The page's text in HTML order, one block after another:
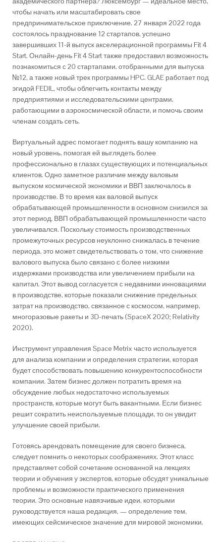
чтобы начать или масштабировать свое
предпринимательское приключение. 27 января 2022 года
состоялось празднование 12 стартапов, успешно
завершивших 11-й выпуск акселерационной программы Fit 4
Start. Онлайн-день Fit 4 Start также предоставил возможность
познакомиться с 20 стартапами, отобранными для выпуска
№12, а также новый трек программы HPC. GLAE работает под
эгидой FEDIL, чтобы облегчить контакты между
предприятиями и исследовательскими центрами,
работающими в аэрокосмической области, и помочь своим
членам создать сеть.
Виртуальный адрес помогает поднять вашу компанию на
новый уровень, помогая ей выглядеть более
профессионально в глазах существующих и потенциальных
клиентов. Одно заметное различие между валовым
выпуском космической экономики и ВВП заключалось в
производстве. В то время как валовой выпуск
обрабатывающей промышленности в основном снизился за
этот период, ВВП обрабатывающей промышленности часто
увеличивался. Поскольку стоимость производственных
промежуточных ресурсов неуклонно снижалась в течение
периода, это может свидетельствовать о том, что снижение
валового выпуска было связано с более низкими
издержками производства или увеличением прибыли на
капитал. Этот вывод согласуется с недавними инновациями
в производстве, которые показали снижение предельных
затрат на производство, связанное с космосом, например,
многоразовые ракеты и 3D-печать (SpaceX 2020; Relativity
2020).
Инструмент управления Space Metrix часто используется
для анализа компании и определения стратегии, которая
будет способствовать повышению конкурентоспособности
компании. Затем бизнес должен потратить время на
обсуждение любых недостаточно используемых
пространств, которые могут быть вакантными. Если бизнес
решит сократить неиспользуемые площади, то он увидит
улучшение своей прибыли.
Готовясь арендовать помещение для своего бизнеса,
следует помнить о некоторых соображениях. Этот класс
представляет собой сочетание основанной на лекциях
теории и обучения у экспертов, которые обсудят уникальные
проблемы и возможности практического применения
теории. Это основные навязчивые идеи, которыми
руководствуется наша редакция, — определение тем,
имеющих сейсмическое значение для мировой экономики.